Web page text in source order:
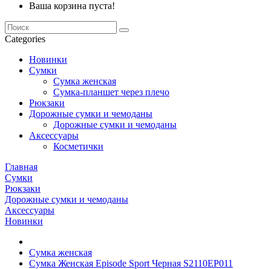
Ваша корзина пуста!
Categories
Новинки
Сумки
Сумка женская
Сумка-планшет через плечо
Рюкзаки
Дорожные сумки и чемоданы
Дорожные сумки и чемоданы
Аксессуары
Косметички
Главная
Сумки
Рюкзаки
Дорожные сумки и чемоданы
Аксессуары
Новинки
Сумка женская
Сумка Женская Episode Sport Черная S2110EP011